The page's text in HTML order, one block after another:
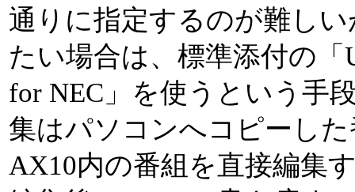
通りに指定するのが難し
たい場合は、標準添付の「
for NEC」を使うという手
集はパソコンへコピーし
AX10内の番組を直接編集